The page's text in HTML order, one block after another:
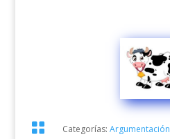
 Categorías: Argumentación